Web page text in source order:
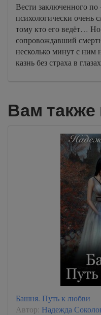
Вести заключенного
психологически очень
тому кто его ведёт…
сопровождавший
несколько минут с ним
казнь без страха в
Вам также
Башня. Путь к любви
Автор: Надежда